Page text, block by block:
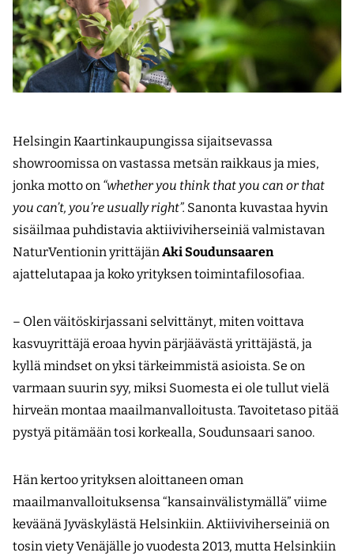
Helsingin Kaartinkaupungissa sijaitsevassa
showroomissa on vastassa metsän raikkaus ja mies,
jonka motto on “whether you think that you can or that
you can’t, you’re usually right”. Sanonta kuvastaa hyvin
sisäilmaa puhdistavia aktiiviviherseiniä valmistavan
NaturVentionin yrittäjänAki Soudunsaaren
ajattelutapaa ja koko yrityksen toimintafilosofiaa.
– Olen väitöskirjassani selvittänyt, miten voittava
kasvuyrittäjä eroaa hyvin pärjäävästä yrittäjästä, ja
kyllä mindset on yksi tärkeimmistä asioista. Se on
varmaan suurin syy, miksi Suomesta ei ole tullut vielä
hirveän montaa maailmanvalloitusta. Tavoitetaso pitää
pystyä pitämään tosi korkealla, Soudunsaari sanoo.
Hän kertoo yrityksen aloittaneen oman
maailmanvalloituksensa “kansainvälistymällä” viime
keväänä Jyväskylästä Helsinkiin. Aktiiviviherseiniä on
tosin viety Venäjälle jo vuodesta 2013, mutta Helsinkiin